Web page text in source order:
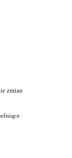
zmian